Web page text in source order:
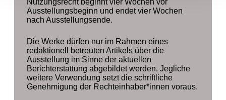
Ausstellungsbeginn und endet vier Wochen
nach Ausstellungsende.
Die Werke dürfen nur im Rahmen eines
redaktionell betreuten Artikels über die
Ausstellung im Sinne der aktuellen
Berichterstattung abgebildet werden. Jegliche
weitere Verwendung setzt die schriftliche
Genehmigung der Rechteinhaber*innen voraus.